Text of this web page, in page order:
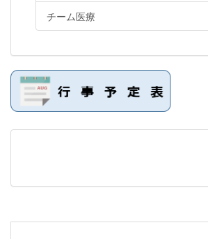
チーム医療